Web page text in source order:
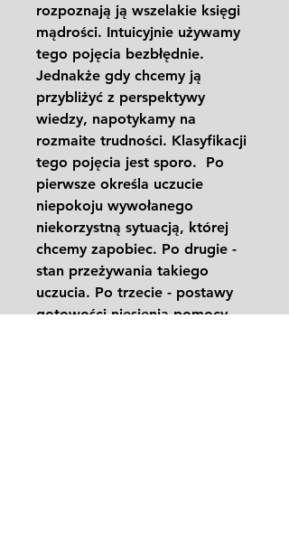
rozpoznają ją wszelakie księgi
mądrości. Intuicyjnie używamy
tego pojęcia bezbłędnie.
Jednakże gdy chcemy ją
przybliżyć z perspektywy
wiedzy, napotykamy na
rozmaite trudności. Klasyfikacji
tego pojęcia jest sporo. Po
pierwsze określa uczucie
niepokoju wywołanego
niekorzystną sytuacją, której
chcemy zapobiec. Po drugie -
stan przeżywania takiego
uczucia. Po trzecie - postawy
gotowości niesienia pomocy